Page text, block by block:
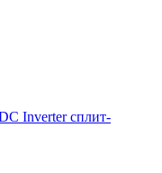
Inverter сплит-